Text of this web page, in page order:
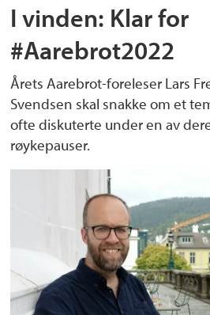
I vinden: Klar for
#Aarebrot2022
Årets Aarebrot-foreleser Lars
Svendsen skal snakke om et
ofte diskuterte under en av
røykepauser.